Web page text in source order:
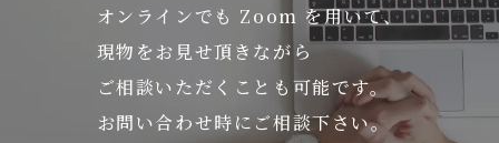
オンラインでも Zoom を用いて、
現物をお見せ頂きながら
ご相談いただくことも可能です。
お問い合わせ時にご相談下さい。